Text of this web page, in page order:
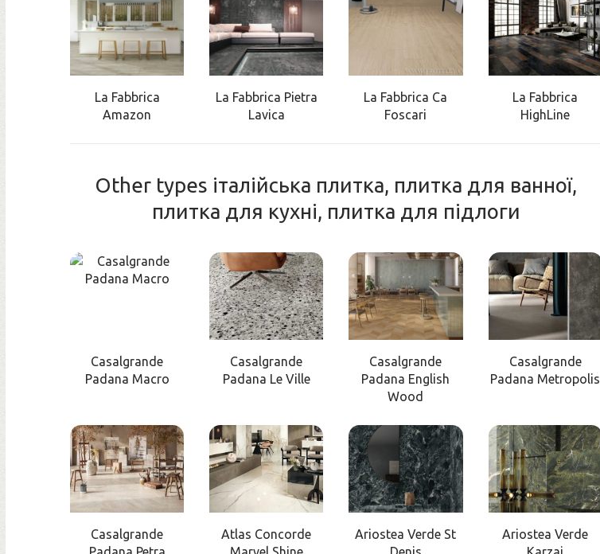
La Fabbrica
Amazon
La Fabbrica Pietra
Lavica
La Fabbrica Ca
Foscari
La Fabbrica
HighLine
Other types італійська плитка, плитка для ванної,
плитка для кухні, плитка для підлоги
Casalgrande
Padana Macro
Casalgrande
Padana Le Ville
Casalgrande
Padana English
Wood
Casalgrande
Padana Metropolis
Casalgrande
Atlas Concorde
Ariostea Verde St
Ariostea Verde